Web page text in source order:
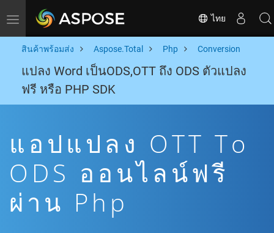
Toggle navigation ไทย
สินค้าพร้อมส่ง Aspose.Total Php Conversion
แปลง Word เป็นODS,OTT ถึง ODS ตัวแปลง
ฟรี หรือ PHP SDK
แอปแปลง OTT To
ODS ออนไลน์ฟรี
ผ่าน Php